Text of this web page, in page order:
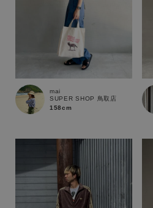
ブランド
mai
SUPER SHOP 鳥取店
158cm